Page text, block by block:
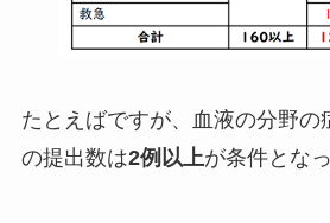
たとえばですが、血液の分野の
の提出数は2例以上が条件とな